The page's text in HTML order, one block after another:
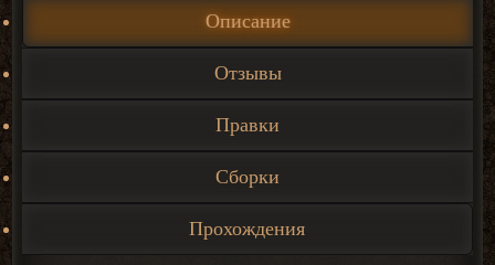
Описание
Отзывы
Правки
Сборки
Прохождения